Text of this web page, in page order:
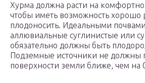
Хурма должна расти на
чтобы иметь возможность хорошо
плодоносить. Идеальными
аллювиальные суглинистые или
обязательно должны быть
Подземные источники не должны
поверхности земли ближе, чем на